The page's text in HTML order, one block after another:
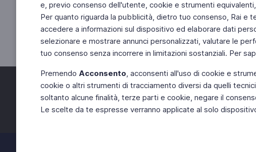
e, previo consenso dell'utente, cookie e strumenti
Per quanto riguarda la pubblicità, dietro tuo consenso, Rai e
accedere a informazioni sul dispositivo ed elaborare dati
selezionare e mostrare annunci personalizzati, valutare le
tuo consenso senza incorrere in limitazioni sostanziali. Per
Premendo Acconsento, acconsenti all'uso di cookie e
cookie o altri strumenti di tracciamento diversi da quelli
soltanto alcune finalità, terze parti e cookie, negare il
Le scelte da te espresse verranno applicate al solo
Facebook Twitter